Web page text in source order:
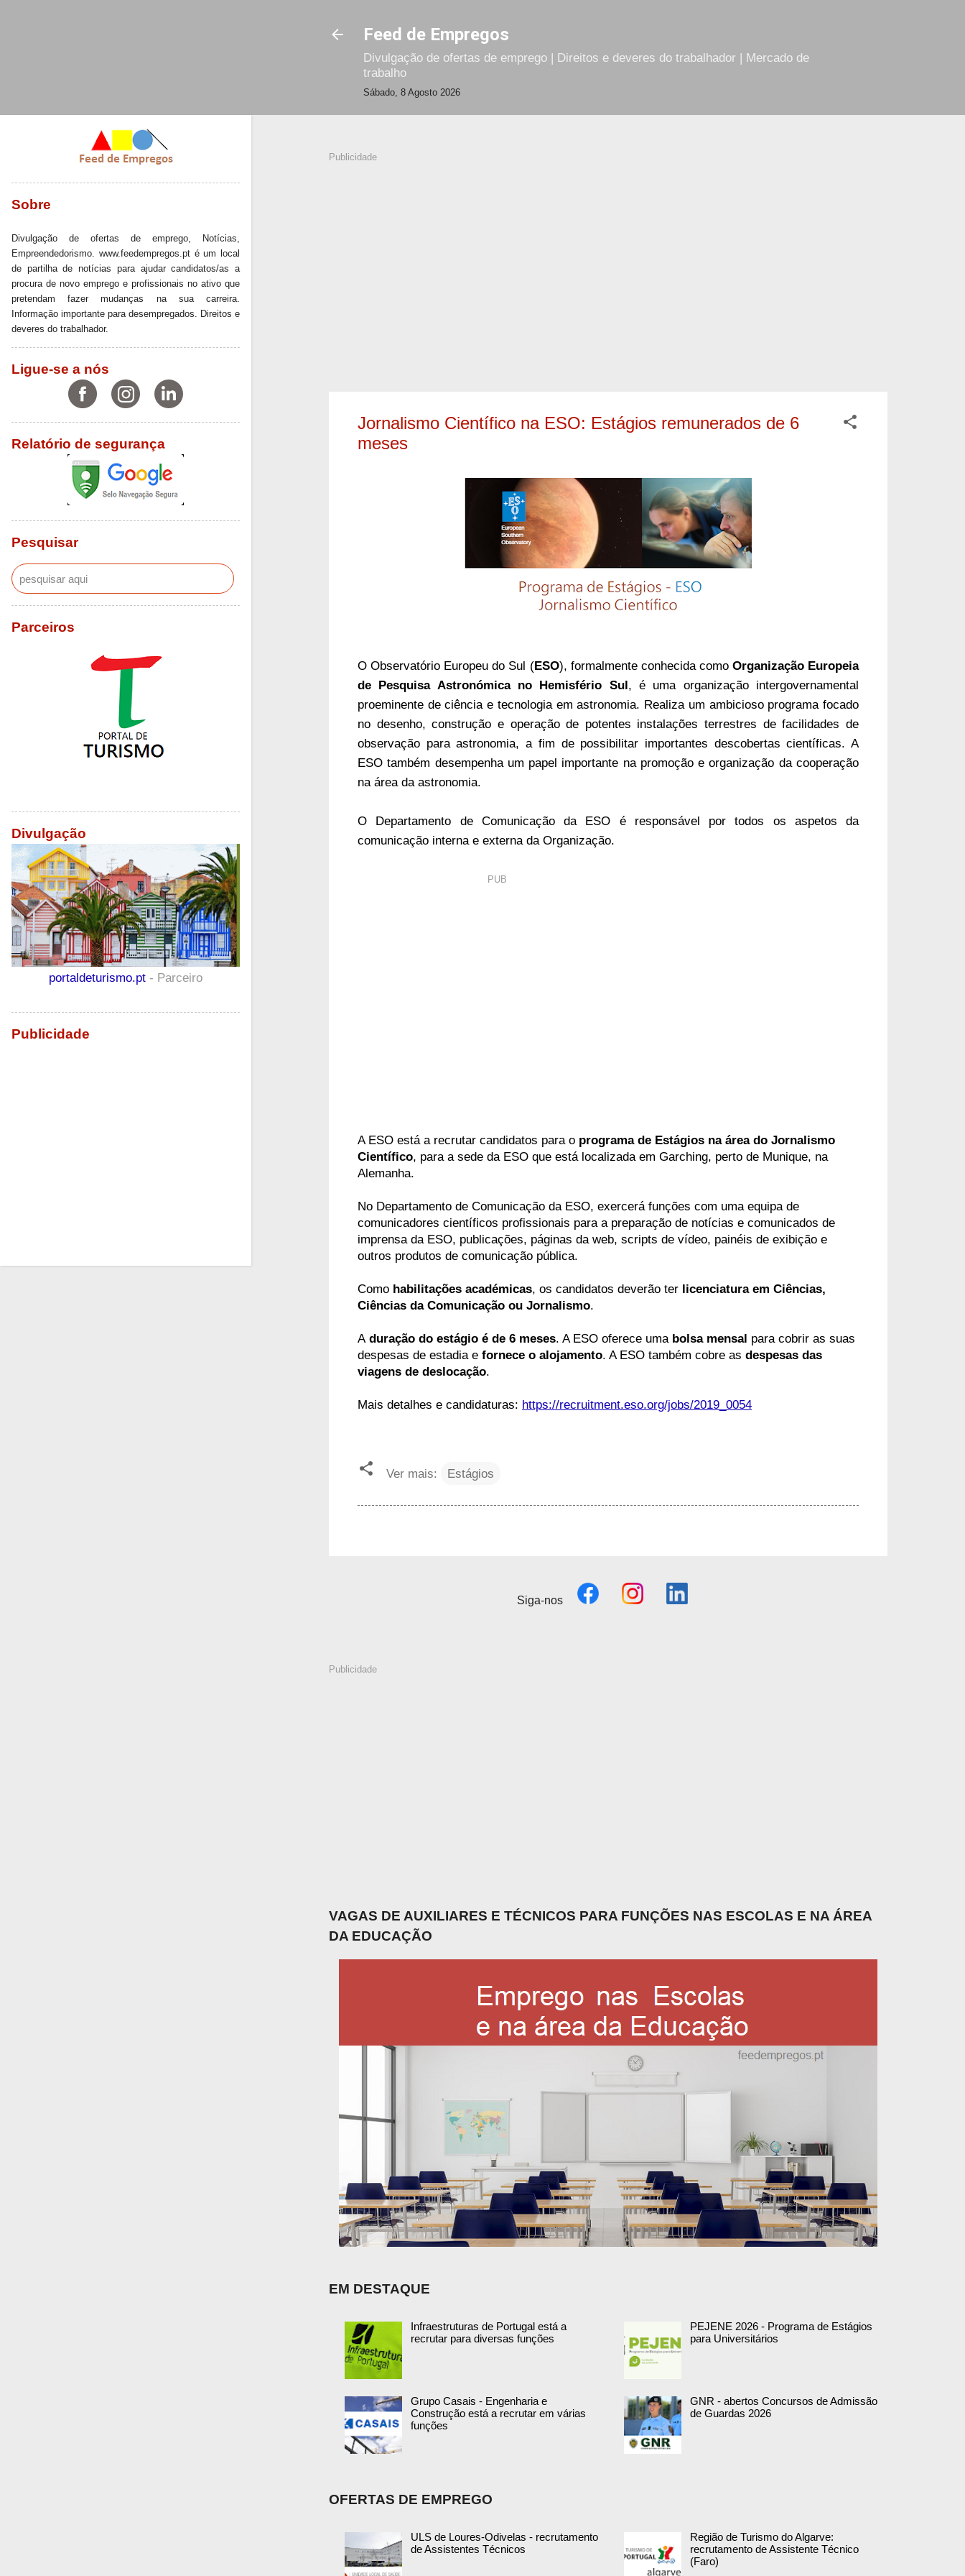
Feed de Empregos
Divulgação de ofertas de emprego | Direitos e deveres do trabalhador | Mercado de
trabalho
Sábado, 8 Agosto 2026
Publicidade
Jornalismo Científico na ESO: Estágios remunerados de 6
meses
O Observatório Europeu do Sul (ESO), formalmente conhecida como Organização Europeia
de Pesquisa Astronómica no Hemisfério Sul, é uma organização intergovernamental
proeminente de ciência e tecnologia em astronomia. Realiza um ambicioso programa focado
no desenho, construção e operação de potentes instalações terrestres de facilidades de
observação para astronomia, a fim de possibilitar importantes descobertas científicas. A
ESO também desempenha um papel importante na promoção e organização da cooperação
na área da astronomia.
O Departamento de Comunicação da ESO é responsável por todos os aspetos da
comunicação interna e externa da Organização.
PUB
A ESO está a recrutar candidatos para o programa de Estágios na área do Jornalismo
Científico, para a sede da ESO que está localizada em Garching, perto de Munique, na
Alemanha.
No Departamento de Comunicação da ESO, exercerá funções com uma equipa de
comunicadores científicos profissionais para a preparação de notícias e comunicados de
imprensa da ESO, publicações, páginas da web, scripts de vídeo, painéis de exibição e
outros produtos de comunicação pública.
Como habilitações académicas, os candidatos deverão ter licenciatura em Ciências,
Ciências da Comunicação ou Jornalismo.
A duração do estágio é de 6 meses. A ESO oferece uma bolsa mensal para cobrir as suas
despesas de estadia e fornece o alojamento. A ESO também cobre as despesas das
viagens de deslocação.
Mais detalhes e candidaturas: https://recruitment.eso.org/jobs/2019_0054
Ver mais: Estágios
Siga-nos
Publicidade
VAGAS DE AUXILIARES E TÉCNICOS PARA FUNÇÕES NAS ESCOLAS E NA ÁREA
DA EDUCAÇÃO
EM DESTAQUE
Infraestruturas de Portugal está a
recrutar para diversas funções
Grupo Casais - Engenharia e
Construção está a recrutar em várias
funções
PEJENE 2026 - Programa de Estágios
para Universitários
GNR - abertos Concursos de Admissão
de Guardas 2026
OFERTAS DE EMPREGO
ULS de Loures-Odivelas - recrutamento
de Assistentes Técnicos
Região de Turismo do Algarve:
recrutamento de Assistente Técnico
(Faro)
Sobre
Divulgação de ofertas de emprego, Notícias,
Empreendedorismo. www.feedempregos.pt é um local
de partilha de notícias para ajudar candidatos/as a
procura de novo emprego e profissionais no ativo que
pretendam fazer mudanças na sua carreira.
Informação importante para desempregados. Direitos e
deveres do trabalhador.
Ligue-se a nós
Relatório de segurança
Pesquisar
Parceiros
Divulgação
portaldeturismo.pt - Parceiro
Publicidade